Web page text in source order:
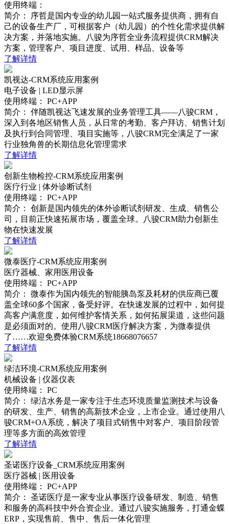
使用终端：
简介：
序哲是国内专业的幼儿园一站式服务提供商，拥有自
己的设备生产厂，可根据客户（幼儿园）的个性化需求提供解
决方案，并落地实施。八骏为序哲全业务流程提供CRM解决
方案，管理客户、项目进度、试用、样品、设备等
了解详情
凯视达-CRM系统应用案例
电子设备 | LED显示屏
使用终端：
PC+APP
简介：
伴随凯视达飞速发展的业务管理工具——八骏CRM，
深入到各地区销售人员，从日常的考勤、客户拜访、销售计划
及执行到合同管理、项目实施等，八骏CRM完全满足了一家
行业独角兽的长期信息化管理需求
了解详情
创新生物检控-CRM系统应用案例
医疗行业 | 体外诊断试剂
使用终端：
PC+APP
简介：
创新是国内领先的体外诊断试剂研发、生成、销售公
司，目前正快速拓展市场，覆盖全球。八骏CRM助力创新生
物在快速发展
了解详情
微泰医疗-CRM系统应用案例
医疗器械、家用医用设备
使用终端：
PC+APP
简介：
微泰作为国内领先的智能胰岛泵及耗材的供应商已覆
盖全球60多个国家，备受好评。在快速发展的过程中，如何提
高客户满意度，如何维护客情关系，如何拓展渠道，这些问题
是必须面对的。使用八骏CRM医疗解决方案，为微泰提供
了……欢迎免费体验CRM系统18668076657
了解详情
绿洁环境-CRM系统应用案例
机械设备 | 仪器仪表
使用终端：
PC
简介：
绿洁水务是一家专注于生态环境质量监测技术与设备
的研发、生产、销售的高新技术企业，上市企业。通过使用八
骏CRM+OA系统，解决了项目式销售中对客户、项目阶段管
理等多方面的高效管理
了解详情
圣诺医疗设备_CRM系统应用案例
医疗器械 | 医用设备
使用终端：
PC+APP
简介：
圣诺医疗是一家专业从事医疗设备研发、制造、销售
和服务的高科技中外合资企业。通过八骏实施服务，打通金蝶
ERP，实现售前、售中、售后一体化管理